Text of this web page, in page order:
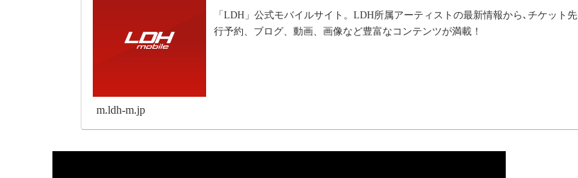
「LDH」公式モバイルサイト。LDH所属アーティストの最新情報から､チケット先
行予約、ブログ、動画、画像など豊富なコンテンツが満載！
m.ldh-m.jp